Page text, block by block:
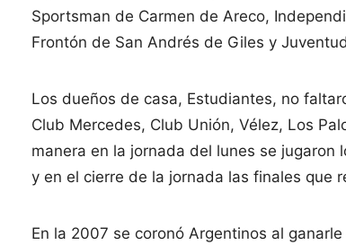
Sportsman de Carmen de Areco,
Frontón de San Andrés de Giles y
Los dueños de casa, Estudiantes, no
Club Mercedes, Club Unión, Vélez, Los
manera en la jornada del lunes se
y en el cierre de la jornada las finales que
En la 2007 se coronó Argentinos al